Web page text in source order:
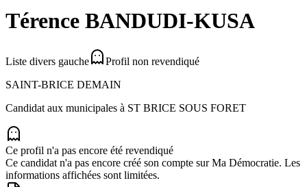
Térence BANDUDI-KUSA
Liste divers gauche
Profil non revendiqué
SAINT-BRICE DEMAIN
Candidat aux municipales à ST BRICE SOUS FORET
Ce profil n'a pas encore été revendiqué
Ce candidat n'a pas encore créé son compte sur Ma Démocratie. Les
informations affichées sont limitées.